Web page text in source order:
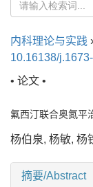
内科理论与实践
10.16138/
• 论文 •
氟西汀联合奥氮平
杨伯泉, 杨敏,
摘要/Abstract